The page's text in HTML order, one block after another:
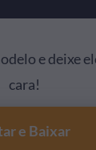
e deixe
cara!
e Baixar